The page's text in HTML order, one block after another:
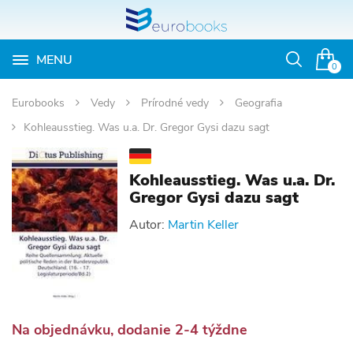
0
MENU
Otvoriť
Eurobooks Vedy Prírodné vedy
Geografia
Kohleausstieg. Was u.a. Dr. Gregor Gysi dazu sagt
Kohleausstieg. Was u.a. Dr.
Gregor Gysi dazu sagt
Autor: Martin Keller
Na objednávku, dodanie 2-4 týždne